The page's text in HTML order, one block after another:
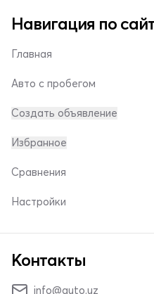
Навигация по
Главная
Авто с пробегом
Создать объявление
Избранное
Сравнения
Настройки
Контакты
info@auto.uz